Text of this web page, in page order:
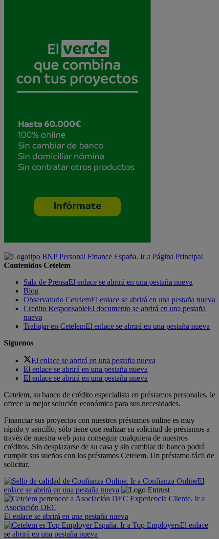
Contenidos Cetelem
Sala de PrensaEl enlace se abrirá en una pestaña nueva
Blog
Observatorio CetelemEl enlace se abrirá en una pestaña nueva
Credito ResponsableEl documento se abrirá en una pestaña
nueva
Trabajar en CetelemEl enlace se abrirá en una pestaña nueva
Síguenos
El enlace se abrirá en una pestaña nueva
El enlace se abrirá en una pestaña nueva
El enlace se abrirá en una pestaña nueva
Cetelem, su banco de crédito especialista en préstamos personales, le
ofrece la mejor solución económica para sus necesidades.
Financiar sus proyectos con nuestros préstamos online es muy
rápido y sencillo, sólo tiene que realizar su solicitud de préstamos a
través de nuestra web para conseguir cualquiera de nuestros
créditos. Sin desplazarse de su casa y sin cambiar de banco podrá
cumplir sus sueños con los préstamos Cetelem. Un préstamo fácil de
solicitar.
El
enlace se abrirá en una pestaña nueva
El enlace se abrirá en una pestaña nueva
El enlace
se abrirá en una pestaña nueva